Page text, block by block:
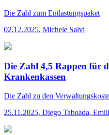
Die Zahl zum Entlastungspaket
02.12.2025, Michele Salvi
Die Zahl 4,5 Rappen für
Krankenkassen
Die Zahl zu den
25.11.2025, Diego Taboada,